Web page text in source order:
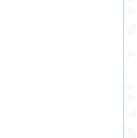
| Tienda Online!